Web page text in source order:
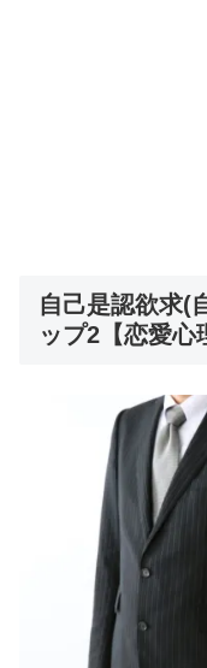
自己是認欲求(
ップ2【恋愛心